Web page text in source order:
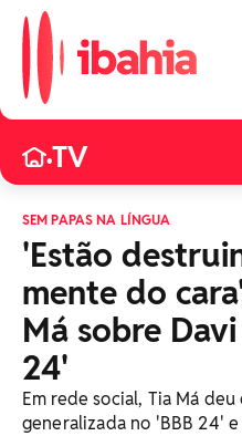
•TV
SEM PAPAS NA LÍNGUA
'Estão
mente do
Má sobre
24'
Em rede social, Tia Má
generalizada no 'BBB 24'